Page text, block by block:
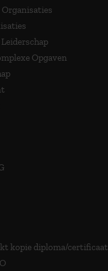
Organisaties
Opgaven
kopie diploma/certificaat